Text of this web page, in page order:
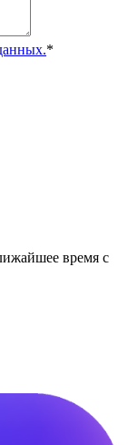
*
время с